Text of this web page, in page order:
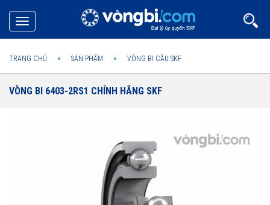
Toggle
navigation
TRANG CHỦ SẢN PHẨM VÒNG BI CẦU SKF
VÒNG BI 6403-2RS1 CHÍNH HÃNG SKF